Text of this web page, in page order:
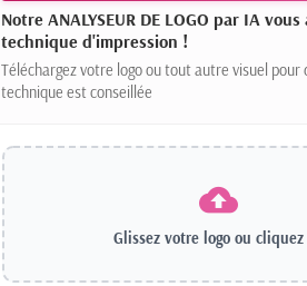
Notre ANALYSEUR DE LOGO par IA
technique d'impression !
Téléchargez votre logo ou tout autre visuel pour
technique est conseillée
Glissez votre logo ou